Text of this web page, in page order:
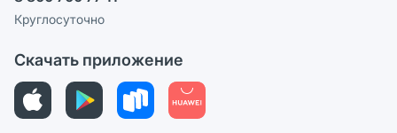
СМИ о нас
Политика рекомендаций
Политика в отношении обработки персональных данных
Круглосуточно
Скачать приложение